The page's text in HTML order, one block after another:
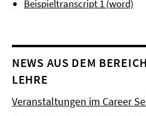
Beispieltranscript 1 (word)
NEWS AUS DEM
LEHRE
Veranstaltungen im Career